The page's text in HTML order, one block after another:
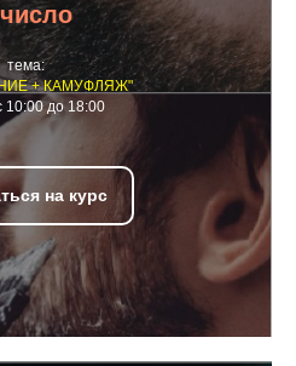
тема:
+ КАМУФЛЯЖ"
10:00 до 18:00
на курс